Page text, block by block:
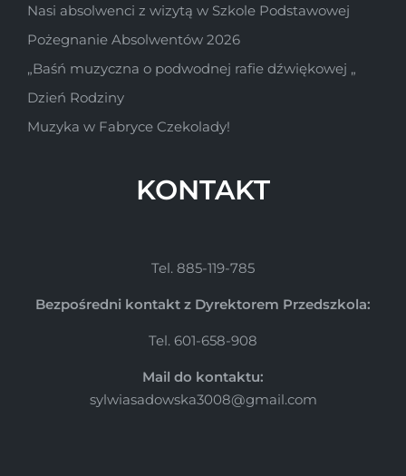
Nasi absolwenci z wizytą w Szkole Podstawowej
Pożegnanie Absolwentów 2026
„Baśń muzyczna o podwodnej rafie dźwiękowej „
Dzień Rodziny
Muzyka w Fabryce Czekolady!
KONTAKT
Tel. 885-119-785
Bezpośredni kontakt z Dyrektorem Przedszkola:
Tel. 601-658-908
Mail do kontaktu:
sylwiasadowska3008@gmail.com